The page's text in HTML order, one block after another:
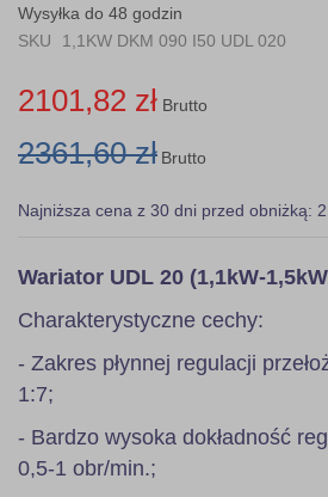
the
images
Wysyłka do 48 godzin
SKU
1,1KW DKM 090 I50 UDL 020
2101,82 zł Brutto
2361,60 zł Brutto
Najniższa cena z 30 dni przed obniżką: 2
Wariator UDL 20 (1,1kW-
Charakterystyczne cechy:
- Zakres płynnej regulacji
1:7;
- Bardzo wysoka dokładność
0,5-1 obr/min.;